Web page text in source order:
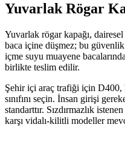
Yuvarlak Rögar
Yuvarlak rögar kapağı,
baca içine düşmez; bu
içme suyu muayene
birlikte teslim edilir.
Şehir içi araç trafiği için D400,
sınıfını seçin. İnsan girişi
standarttır. Sızdırmazlık
karşı vidalı-kilitli modeller